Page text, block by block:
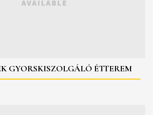
GYORSKISZOLGÁLÓ ÉTTEREM